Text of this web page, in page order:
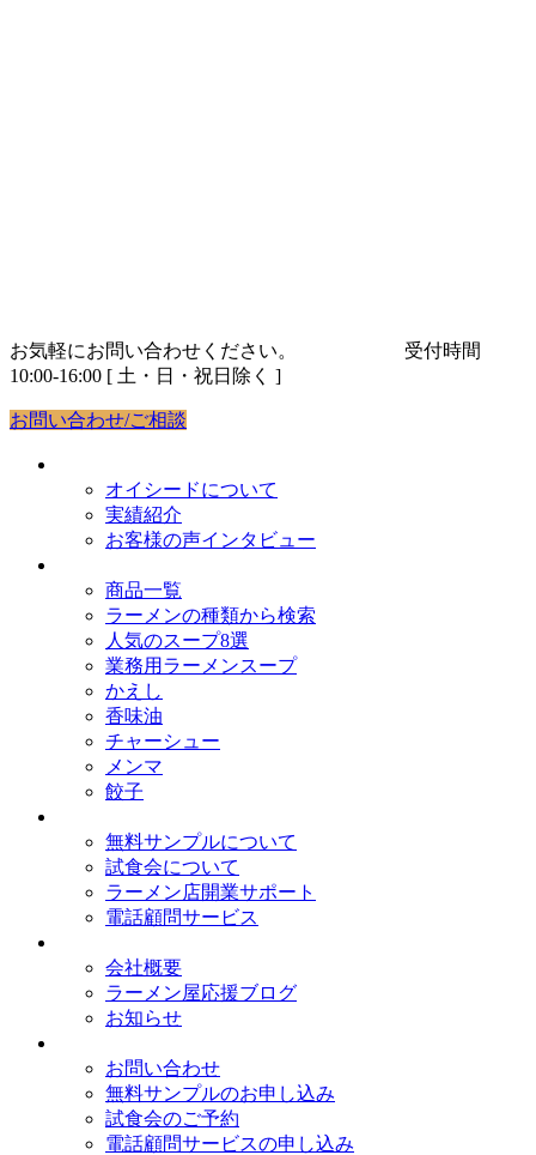
お気軽にお問い合わせください。
受付時間
10:00-16:00 [ 土・日・祝日除く ]
お問い合わせ/ご相談
オイシードについて
実績紹介
お客様の声インタビュー
商品一覧
ラーメンの種類から検索
人気のスープ8選
業務用ラーメンスープ
かえし
香味油
チャーシュー
メンマ
餃子
無料サンプルについて
試食会について
ラーメン店開業サポート
電話顧問サービス
会社概要
ラーメン屋応援ブログ
お知らせ
お問い合わせ
無料サンプルのお申し込み
試食会のご予約
電話顧問サービスの申し込み